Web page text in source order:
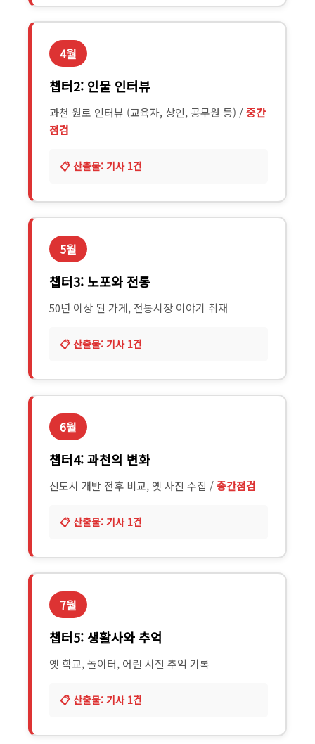
4월
챕터2: 인물 인터뷰
과천 원로 인터뷰 (교육자, 상인, 공무원 등) /중간
점검
기사 1건
5월
챕터3: 노포와 전통
50년 이상 된 가게, 전통시장 이야기 취재
기사 1건
6월
챕터4: 과천의 변화
신도시 개발 전후 비교, 옛 사진 수집 /중간점검
기사 1건
7월
챕터5: 생활사와 추억
옛 학교, 놀이터, 어린 시절 추억 기록
기사 1건